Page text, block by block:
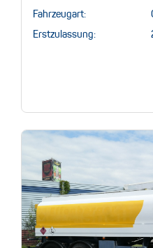
Fahrzeugart:
Erstzulassung: